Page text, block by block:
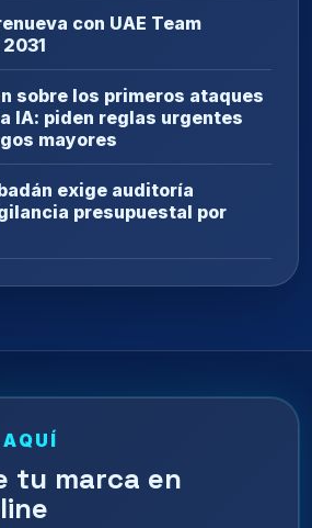
con UAE Team
sobre los primeros ataques
IA: piden reglas urgentes
mayores
exige auditoría
presupuestal por
tu marca en